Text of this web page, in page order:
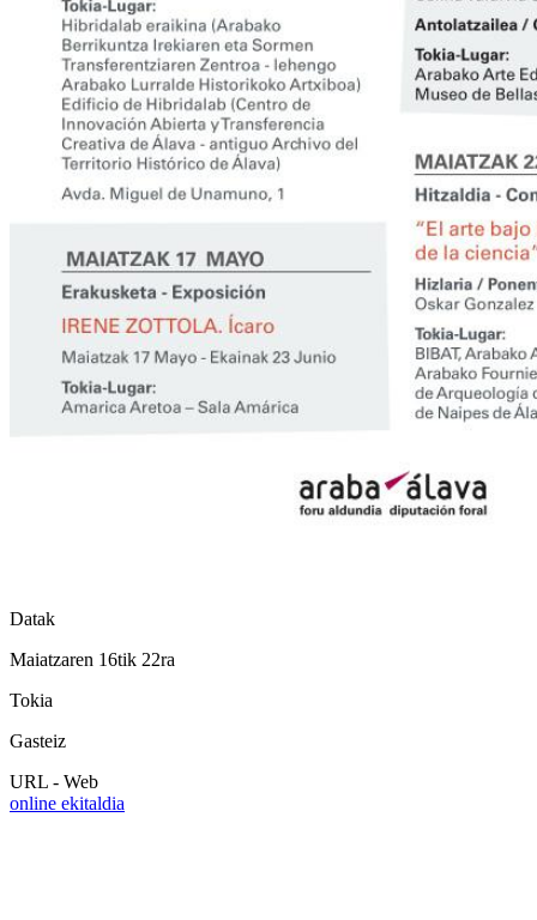
Datak
Maiatzaren 16tik 22ra
Tokia
Gasteiz
URL - Web
online ekitaldia